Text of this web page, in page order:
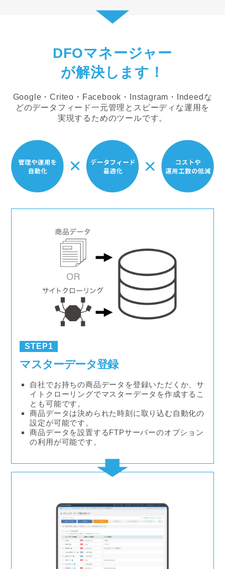
DFOマネージャー
が解決します！
Google・Criteo・Facebook・Instagram・Indeedな
どのデータフィード一元管理とスピーディな運用を
実現するためのツールです。
STEP1
マスターデータ登録
自社でお持ちの商品データを登録いただくか、サ
イトクローリングでマスターデータを作成するこ
とも可能です。
商品データは決められた時刻に取り込む自動化の
設定が可能です。
商品データを設置するFTPサーバーのオプション
の利用が可能です。